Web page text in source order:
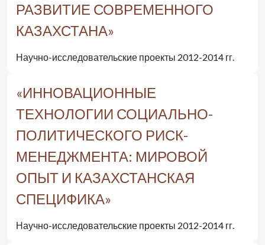
РАЗВИТИЕ СОВРЕМЕННОГО
КАЗАХСТАНА»
Научно-исследовательские проекты 2012-2014 гг.
«ИННОВАЦИОННЫЕ
ТЕХНОЛОГИИ СОЦИАЛЬНО-
ПОЛИТИЧЕСКОГО РИСК-
МЕНЕДЖМЕНТА: МИРОВОЙ
ОПЫТ И КАЗАХСТАНСКАЯ
СПЕЦИФИКА»
Научно-исследовательские проекты 2012-2014 гг.